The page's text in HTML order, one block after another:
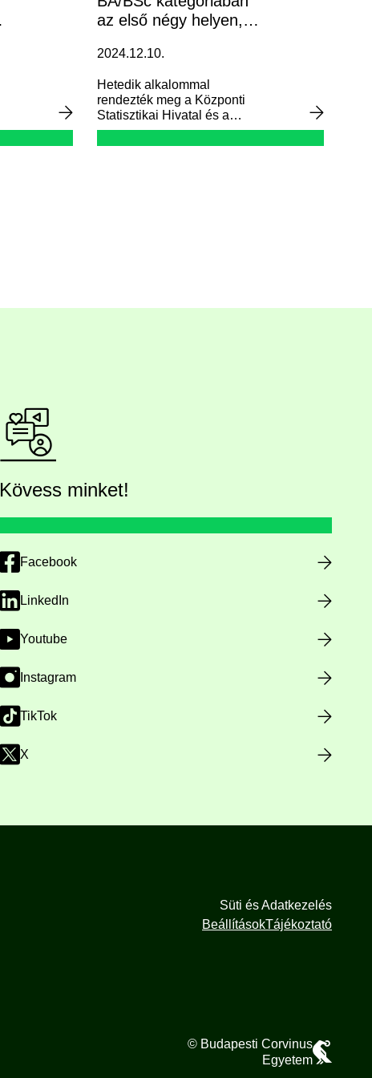
az első négy helyen,
pedig a második és
ötödik helyen végzett
corvin
2024.12.10.
Hetedik alkalommal
rendezték meg a Központi
Statisztikai Hivatal és a
Magyar Nemzeti Bank közös
országos versenyét.
Kövess minket!
Facebook
LinkedIn
Youtube
Instagram
TikTok
X
Süti és Adatkezelés
BeállításokTájékoztató
© Budapesti Corvinus
Egyetem